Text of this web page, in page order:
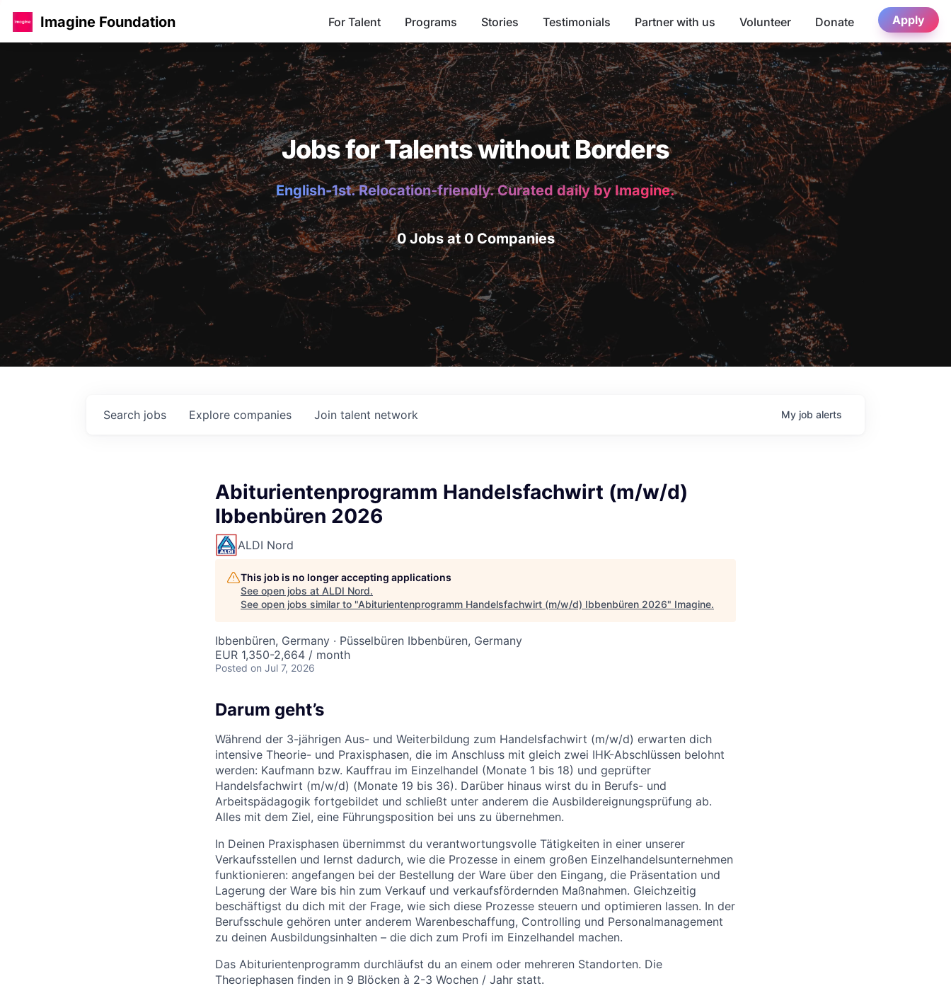
Imagine Foundation For Talent Programs Stories Testimonials Partner with us Volunteer Donate Apply
Jobs for Talents without Borders
English-1st. Relocation-friendly. Curated daily by Imagine.
0 Jobs at 0 Companies
Search jobs Explore companies Join talent network My job alerts
Abiturientenprogramm Handelsfachwirt (m/w/d)
Ibbenbüren 2026
ALDI Nord
This job is no longer accepting applications
See open jobs at ALDI Nord.
See open jobs similar to "Abiturientenprogramm Handelsfachwirt (m/w/d) Ibbenbüren 2026" Imagine.
Ibbenbüren, Germany · Püsselbüren Ibbenbüren, Germany
EUR 1,350-2,664 / month
Posted on Jul 7, 2026
Darum geht’s
Während der 3-jährigen Aus- und Weiterbildung zum Handelsfachwirt (m/w/d) erwarten dich
intensive Theorie- und Praxisphasen, die im Anschluss mit gleich zwei IHK-Abschlüssen belohnt
werden: Kaufmann bzw. Kauffrau im Einzelhandel (Monate 1 bis 18) und geprüfter
Handelsfachwirt (m/w/d) (Monate 19 bis 36). Darüber hinaus wirst du in Berufs- und
Arbeitspädagogik fortgebildet und schließt unter anderem die Ausbildereignungsprüfung ab.
Alles mit dem Ziel, eine Führungsposition bei uns zu übernehmen.
In Deinen Praxisphasen übernimmst du verantwortungsvolle Tätigkeiten in einer unserer
Verkaufsstellen und lernst dadurch, wie die Prozesse in einem großen Einzelhandelsunternehmen
funktionieren: angefangen bei der Bestellung der Ware über den Eingang, die Präsentation und
Lagerung der Ware bis hin zum Verkauf und verkaufsfördernden Maßnahmen. Gleichzeitig
beschäftigst du dich mit der Frage, wie sich diese Prozesse steuern und optimieren lassen. In der
Berufsschule gehören unter anderem Warenbeschaffung, Controlling und Personalmanagement
zu deinen Ausbildungsinhalten – die dich zum Profi im Einzelhandel machen.
Das Abiturientenprogramm durchläufst du an einem oder mehreren Standorten. Die
Theoriephasen finden in 9 Blöcken à 2-3 Wochen / Jahr statt.